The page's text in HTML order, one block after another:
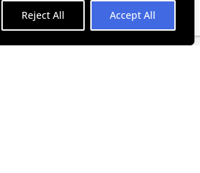
Reject All Accept All